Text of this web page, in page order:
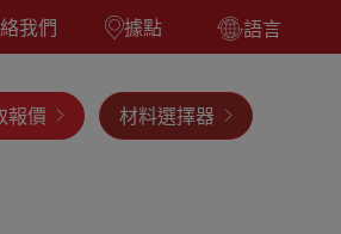
我們 據點 語言
報價 材料選擇器